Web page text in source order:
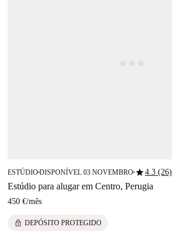
ESTÚDIO■DISPONÍVEL 03 NOVEMBRO■star4.3 (26)
Estúdio para alugar em Centro, Perugia
450 €/mês
lock DEPÓSITO PROTEGIDO